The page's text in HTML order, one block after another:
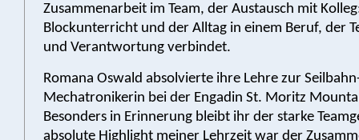
Zusammenarbeit im Team, der Austausch mit
Blockunterricht und der Alltag in einem Beruf, der
und Verantwortung verbindet.
Romana Oswald absolvierte ihre Lehre zur
Mechatronikerin bei der Engadin St. Moritz
Besonders in Erinnerung bleibt ihr der starke
absolute Highlight meiner Lehrzeit war der